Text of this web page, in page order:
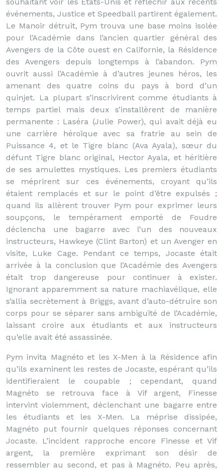
événements, Justice et Speedball partirent également.
Le Manoir détruit, Pym trouva une base moins isolée
pour l’Académie dans l’ancien quartier général des
Avengers de la Côte ouest en Californie, la Résidence
des Avengers depuis longtemps à l’abandon. Pym
ouvrit aussi l’Académie à d’autres jeunes héros, les
amenant des quatre coins du pays à bord d’un
quinjet. La plupart s’inscrivirent comme étudiants à
temps partiel mais deux s’installèrent de manière
permanente : Laséra (Julie Power), qui avait déjà eu
une carrière héroïque avec sa fratrie au sein de
Puissance 4, et le Tigre blanc (Ava Ayala), sœur du
défunt Tigre blanc original, Hector Ayala, et héritière
de ses amulettes mystiques. Les premiers étudiants
se méprirent sur ces événements, croyant qu’ils
étaient remplacés et sur le point d’être expulsés ;
quand ils allèrent trouver Pym pour exprimer leurs
soupçons, le tempérament emporté de Foudre
déclencha une bagarre avec l’un des nouveaux
instructeurs, Hawkeye (Clint Barton) et un Avenger en
visite, Luke Cage. Pendant ce temps, Jocaste était
arrivée à la conclusion que l’Académie des Avengers
était trop dangereuse pour continuer à exister.
Ignorant apparemment sa nature machiavélique, elle
s’allia secrètement à Briggs, avant d’auto-détruire son
corps pour se séparer sans ambiguïté de l’Académie,
laissant croire aux étudiants et aux instructeurs
qu’elle avait été assassinée.
Pym invita Magnéto et les X-Men à la Résidence afin
qu’ils examinent les restes de Jocaste, espérant qu’ils
identifieraient le coupable ; cependant, quand
Magnéto se retrouva face à Vif argent, Finesse
intervint violemment, déclenchant une bagarre entre
les étudiants et les X-Men. La méprise dissipée,
Magnéto put fournir quelques réponses concernant
Jocaste. L’incident rapproche encore Finesse et Vif
argent, la première exprimant son désir de
ressembler au second, et pas à Magnéto. Peu après,